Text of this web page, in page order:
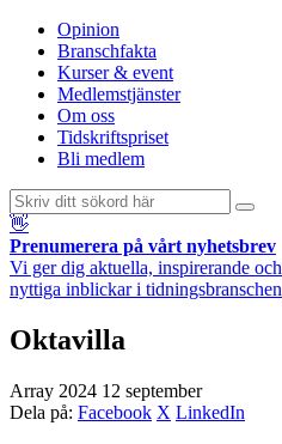
Opinion
Branschfakta
Kurser & event
Medlemstjänster
Om oss
Tidskriftspriset
Bli medlem
👋
Prenumerera på vårt nyhetsbrev
Vi ger dig aktuella, inspirerande och
nyttiga inblickar i tidningsbranschen
Oktavilla
Array 2024 12 september
Dela på: Facebook X LinkedIn